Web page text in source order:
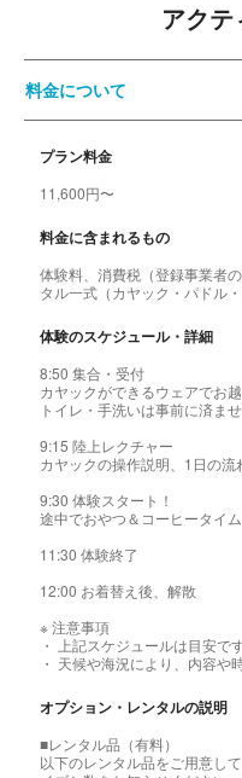
アク
料金について
プラン料金
11,600円〜
料金に含まれるもの
体験料、消費税（登録事業者
タル一式（カヤック・パドル
体験のスケジュール・詳細
8:50 集合・受付
カヤックができるウェアでお
トイレ・手洗いは事前に済ま
9:15 陸上レクチャー
カヤックの操作説明、1日の
9:30 体験スタート！
途中でおやつ＆コーヒータイム
11:30 体験終了
12:00 お着替え後、解散
※ 注意事項
・ 上記スケジュールは目安です
・ 天候や海況により、内容や
オプション・レンタルの説明
■レンタル品（有料）
以下のレンタル品をご用意し